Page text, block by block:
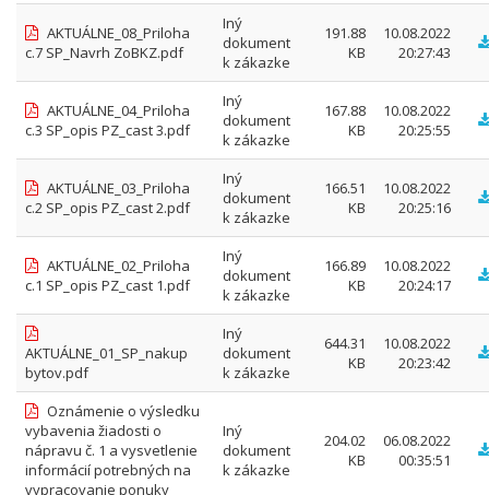
AKTUÁLNE_08_Priloha
c.7 SP_Navrh ZoBKZ.pdf
Iný
dokument
k zákazke
191.88
KB
10.08.2022
20:27:43
AKTUÁLNE_04_Priloha
c.3 SP_opis PZ_cast 3.pdf
Iný
dokument
k zákazke
167.88
KB
10.08.2022
20:25:55
AKTUÁLNE_03_Priloha
c.2 SP_opis PZ_cast 2.pdf
Iný
dokument
k zákazke
166.51
KB
10.08.2022
20:25:16
AKTUÁLNE_02_Priloha
c.1 SP_opis PZ_cast 1.pdf
Iný
dokument
k zákazke
166.89
KB
10.08.2022
20:24:17
AKTUÁLNE_01_SP_nakup
bytov.pdf
Iný
dokument
k zákazke
644.31
KB
10.08.2022
20:23:42
Oznámenie o výsledku
vybavenia žiadosti o
nápravu č. 1 a vysvetlenie
informácií potrebných na
vypracovanie ponuky
Iný
dokument
k zákazke
204.02
KB
06.08.2022
00:35:51